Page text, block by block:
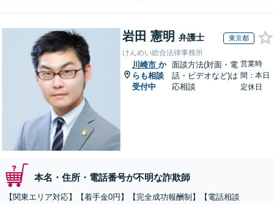
岩田 憲明 弁護士 東京都
けんめい総合法律事務所
川崎市 か
らも相談
受付中
面談方法(対面・電
話・ビデオなど)は
応相談
営業時
間：本日
定休日
本名・住所・電話番号が不明な詐欺師
【関東エリア対応】【着手金0円】【完全成功報酬制】【電話相談